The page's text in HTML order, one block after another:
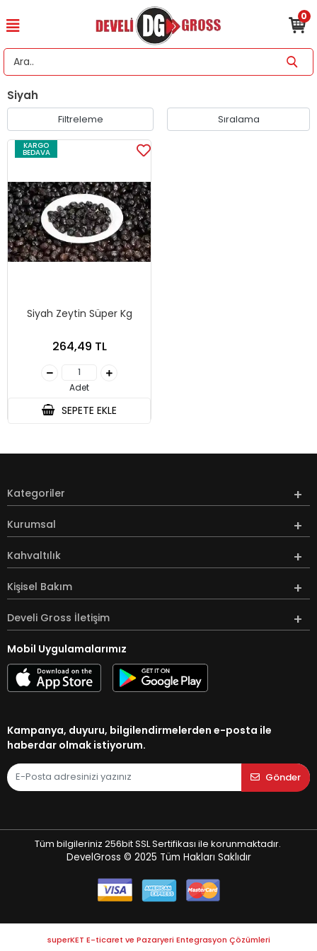
0
Siyah
Filtreleme Sıralama
KARGO
BEDAVA
Siyah Zeytin Süper Kg
264,49 TL
Adet
SEPETE EKLE
Kategoriler
Kurumsal
Kahvaltılık
Kişisel Bakım
Develi Gross İletişim
Mobil Uygulamalarımız
Kampanya, duyuru, bilgilendirmelerden e-posta ile
haberdar olmak istiyorum.
Gönder
Tüm bilgileriniz 256bit SSL Sertifikası ile korunmaktadır.
DevelGross © 2025 Tüm Hakları Saklıdır
superKET E-ticaret ve Pazaryeri Entegrasyon Çözümleri